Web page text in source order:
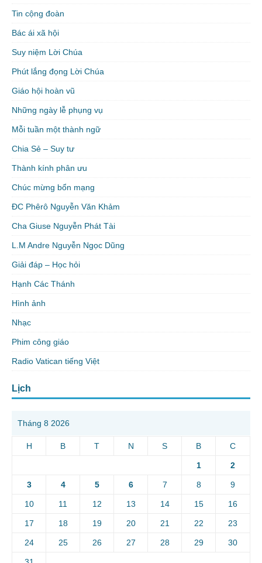
Tin cộng đoàn
Bác ái xã hội
Suy niệm Lời Chúa
Phút lắng đọng Lời Chúa
Giáo hội hoàn vũ
Những ngày lễ phụng vụ
Mỗi tuần một thành ngữ
Chia Sẻ – Suy tư
Thành kính phân ưu
Chúc mừng bổn mạng
ĐC Phêrô Nguyễn Văn Khảm
Cha Giuse Nguyễn Phát Tài
L.M Andre Nguyễn Ngọc Dũng
Giải đáp – Học hỏi
Hạnh Các Thánh
Hình ảnh
Nhạc
Phim công giáo
Radio Vatican tiếng Việt
Lịch
Tháng 8 2026
H B T N S B C
1 2
3 4 5 6 7 8 9
10 11 12 13 14 15 16
17 18 19 20 21 22 23
24 25 26 27 28 29 30